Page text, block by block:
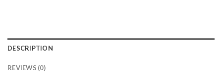
DESCRIPTION
REVIEWS (0)